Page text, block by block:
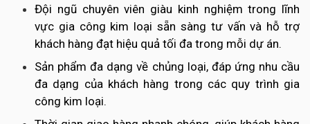
Đội ngũ chuyên viên giàu kinh nghiệm trong lĩnh
vực gia công kim loại sẵn sàng tư vấn và hỗ trợ
khách hàng đạt hiệu quả tối đa trong mỗi dự án.
Sản phẩm đa dạng về chủng loại, đáp ứng nhu cầu
đa dạng của khách hàng trong các quy trình gia
công kim loại.